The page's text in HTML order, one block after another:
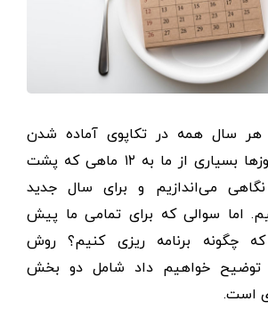
هر سال همه در تکاپوی آماده شدن
هستند. در این روزها بسیاری از ما به ۱۲ ماهی که پشت
می‌اندازیم و برای سال جدید
اما سوالی که برای تمامی ما پیش
چگونه برنامه ریزی کنیم؟ روش
توضیح خواهیم داد شامل دو بخش‌
است.